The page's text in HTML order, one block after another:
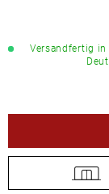
Versandfertig in